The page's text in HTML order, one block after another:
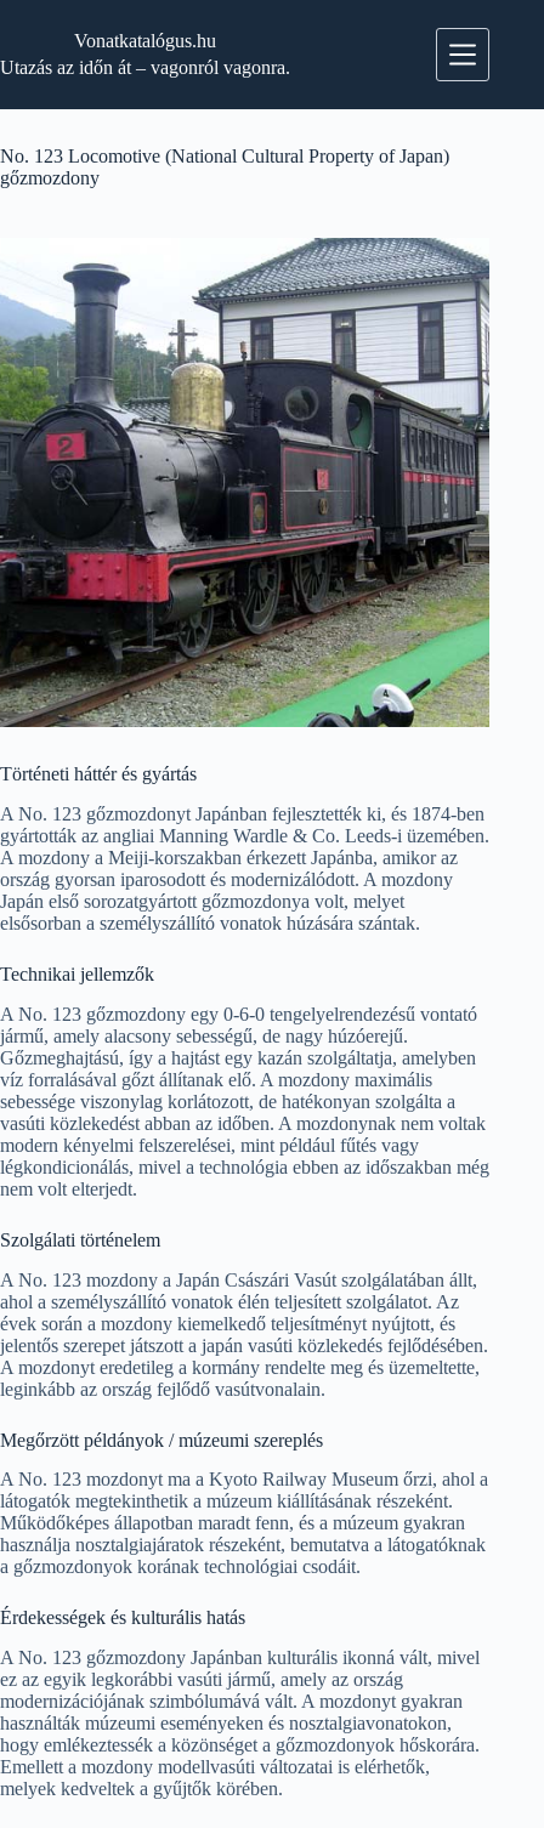
Vonatkatalógus.hu
Utazás az időn át – vagonról vagonra.
No. 123 Locomotive (National Cultural Property of Japan)
gőzmozdony
Történeti háttér és gyártás
A No. 123 gőzmozdonyt Japánban fejlesztették ki, és 1874-ben
gyártották az angliai Manning Wardle & Co. Leeds-i üzemében.
A mozdony a Meiji-korszakban érkezett Japánba, amikor az
ország gyorsan iparosodott és modernizálódott. A mozdony
Japán első sorozatgyártott gőzmozdonya volt, melyet
elsősorban a személyszállító vonatok húzására szántak.
Technikai jellemzők
A No. 123 gőzmozdony egy 0-6-0 tengelyelrendezésű vontató
jármű, amely alacsony sebességű, de nagy húzóerejű.
Gőzmeghajtású, így a hajtást egy kazán szolgáltatja, amelyben
víz forralásával gőzt állítanak elő. A mozdony maximális
sebessége viszonylag korlátozott, de hatékonyan szolgálta a
vasúti közlekedést abban az időben. A mozdonynak nem voltak
modern kényelmi felszerelései, mint például fűtés vagy
légkondicionálás, mivel a technológia ebben az időszakban még
nem volt elterjedt.
Szolgálati történelem
A No. 123 mozdony a Japán Császári Vasút szolgálatában állt,
ahol a személyszállító vonatok élén teljesített szolgálatot. Az
évek során a mozdony kiemelkedő teljesítményt nyújtott, és
jelentős szerepet játszott a japán vasúti közlekedés fejlődésében.
A mozdonyt eredetileg a kormány rendelte meg és üzemeltette,
leginkább az ország fejlődő vasútvonalain.
Megőrzött példányok / múzeumi szereplés
A No. 123 mozdonyt ma a Kyoto Railway Museum őrzi, ahol a
látogatók megtekinthetik a múzeum kiállításának részeként.
Működőképes állapotban maradt fenn, és a múzeum gyakran
használja nosztalgiajáratok részeként, bemutatva a látogatóknak
a gőzmozdonyok korának technológiai csodáit.
Érdekességek és kulturális hatás
A No. 123 gőzmozdony Japánban kulturális ikonná vált, mivel
ez az egyik legkorábbi vasúti jármű, amely az ország
modernizációjának szimbólumává vált. A mozdonyt gyakran
használták múzeumi eseményeken és nosztalgiavonatokon,
hogy emlékeztessék a közönséget a gőzmozdonyok hőskorára.
Emellett a mozdony modellvasúti változatai is elérhetők,
melyek kedveltek a gyűjtők körében.